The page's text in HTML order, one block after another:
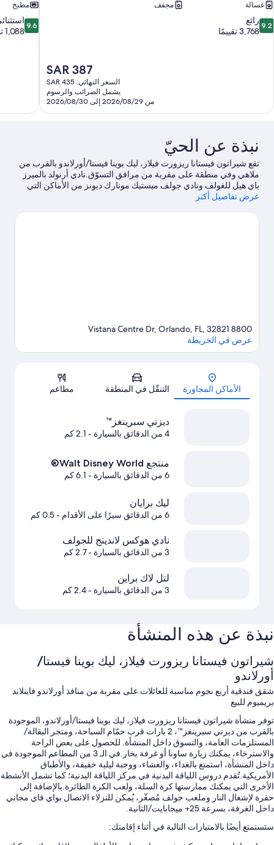
غسالة
مجفف
9.2
من
9.2 رائع
3,768 تقييمًا
السعر
الحالي
هو
SAR
387
SAR 387
السعر النهائي: SAR 435
يشمل الضرائب والرسوم
من 2026/08/29 إلى 2026/08/30
مطبخ
9.6
من
9.6
1,088 تقييمًا
نبذة عن الحيّ
تقع شيراتون فيستانا ريزورت فيلاز، ليك بوينا فيستا/أورلاندو‏ بالقرب من
ملاهي وفي منطقة ‏‏على مقربة من مرافق التسوّق.نادي أرنولد بالميرز
باي هيل للغولف ونادي جولف ميستيك مونارك ديونز من الأماكن التي
ينبغي زيارتها إذا كنت تنوي الاستمتاع بالأنشطة، بينما يُمكن زيارة كل من
الجذب السياحي الشهيرة في المنطقة.هل تصطحب أطفالك في السفر؟
عرض تفاصيل أكثر
الخريطة
8800 Vistana Centre Dr, Orlando, FL, 32821
عرض في الخريطة
الأماكن المجاورة التنقّل في المنطقة مطاعم
ديزني سبرينغز™
4 من الدقائق بالسيارة - 2.1 كم
منتجع Walt Disney World®
6 من الدقائق بالسيارة - 6.1 كم
ليك برايان
6 من الدقائق سيرًا على الأقدام - 0.5 كم
نادي هوكس لاندينج للجولف
3 من الدقائق بالسيارة - 2.7 كم
لتل لاك براين
3 من الدقائق بالسيارة - 2.4 كم
نبذة عن هذه المنشأة
شيراتون فيستانا ريزورت فيلاز، ليك بوينا فيستا/
أورلاندو
شقق فندقية أربع نجوم مناسبة للعائلات على مقربة من منافذ أورلاندو فاينلاند
بريميوم للبيع
توفر منشأة شيراتون فيستانا ريزورت فيلاز، ليك بوينا فيستا/أورلاندو، الموجودة
بالقرب من ديزني سبرينغز™، 2 بارات قرب حمّام السباحة، ومتجر البقالة/
المستلزمات العامة، والتسوق داخل المنشأة. للحصول على بعض الراحة
والاسترخاء، يمكنك زيارة ساونا أو غرفة بخار.في الـ 3 من المطاعم الموجودة في
داخل المنشأة، استمتع بالغداء، والعشاء، ووجبة ليلية خفيفة، والأطباق
الأمريكية.تُقدم دروس اللياقة البدنية في مركز اللياقة البدنية؛ كما تشمل الأنشطة
الأخرى التي يمكنك ممارستها كرة السلة، ولعب الكرة الطائرة.بالإضافة إلى
حفرة لإشعال النار وملعب جولف مُصغّر، يُمكن للنزلاء الاتصال بواي فاي مجاني
داخل الغرفة، بسرعة 25+ ميجابايت/الثانية.
ستستمتع أيضًا بالامتيازات التالية في أثناء إقامتك: